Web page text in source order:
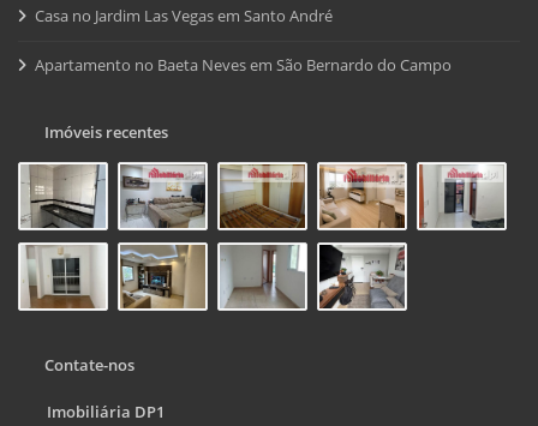
Casa no Jardim Las Vegas em Santo André
Apartamento no Baeta Neves em São Bernardo do Campo
Imóveis recentes
Contate-nos
Imobiliária DP1